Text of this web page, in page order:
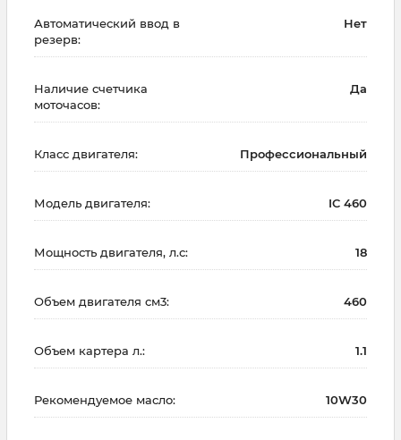
Автоматический ввод в
резерв:
Нет
Наличие счетчика
моточасов:
Да
Класс двигателя: Профессиональный
Модель двигателя: IC 460
Мощность двигателя, л.с: 18
Объем двигателя см3: 460
Объем картера л.: 1.1
Рекомендуемое масло: 10W30